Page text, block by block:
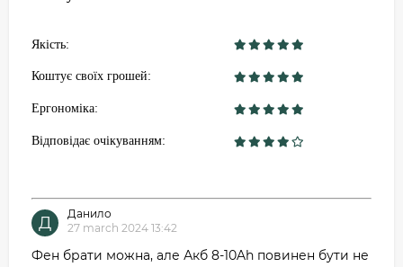
Якість:
Коштує своїх грошей:
Ергономіка:
Відповідає очікуванням:
Д
Данило
27 march 2024 13:42
Фен брати можна, але Акб 8-10Ah повинен бути не